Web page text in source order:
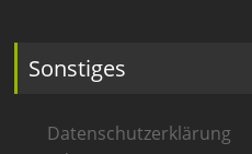
Sonstiges
Datenschutzerklärung